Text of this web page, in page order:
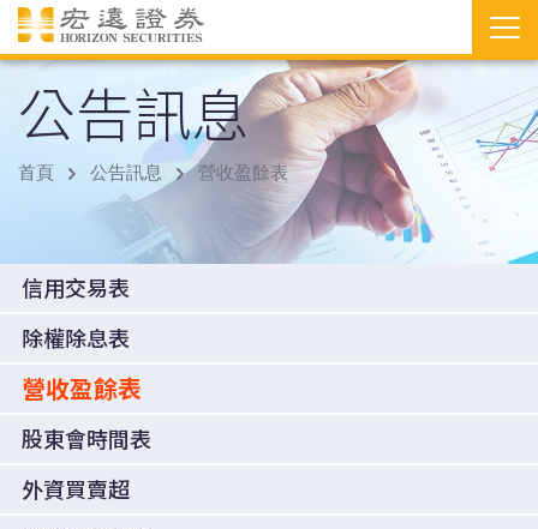
公告訊息
首頁 公告訊息 營收盈餘表
信用交易表
除權除息表
營收盈餘表
股東會時間表
外資買賣超